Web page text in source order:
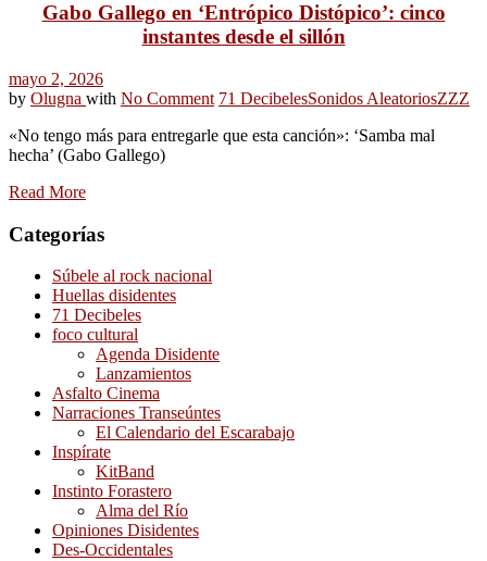
Gabo Gallego en ‘Entrópico Distópico’: cinco
instantes desde el sillón
mayo 2, 2026
by Olugna with No Comment 71 DecibelesSonidos AleatoriosZZZ
«No tengo más para entregarle que esta canción»: ‘Samba mal
hecha’ (Gabo Gallego)
Read More
Categorías
Súbele al rock nacional
Huellas disidentes
71 Decibeles
foco cultural
Agenda Disidente
Lanzamientos
Asfalto Cinema
Narraciones Transeúntes
El Calendario del Escarabajo
Inspírate
KitBand
Instinto Forastero
Alma del Río
Opiniones Disidentes
Des-Occidentales